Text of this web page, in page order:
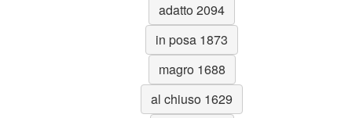
adatto 2094
in posa 1873
magro 1688
al chiuso 1629